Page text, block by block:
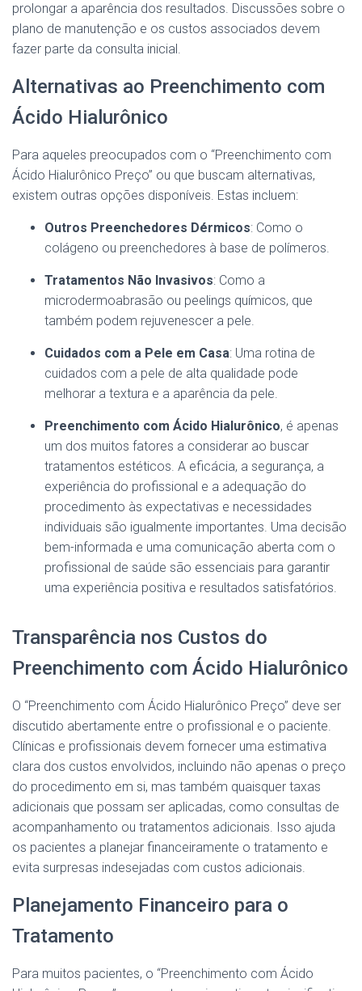
prolongar a aparência dos resultados. Discussões sobre o
plano de manutenção e os custos associados devem
fazer parte da consulta inicial.
Alternativas ao Preenchimento com
Ácido Hialurônico
Para aqueles preocupados com o “Preenchimento com
Ácido Hialurônico Preço” ou que buscam alternativas,
existem outras opções disponíveis. Estas incluem:
Outros Preenchedores Dérmicos: Como o
colágeno ou preenchedores à base de polímeros.
Tratamentos Não Invasivos: Como a
microdermoabrasão ou peelings químicos, que
também podem rejuvenescer a pele.
Cuidados com a Pele em Casa: Uma rotina de
cuidados com a pele de alta qualidade pode
melhorar a textura e a aparência da pele.
Preenchimento com Ácido Hialurônico, é apenas
um dos muitos fatores a considerar ao buscar
tratamentos estéticos. A eficácia, a segurança, a
experiência do profissional e a adequação do
procedimento às expectativas e necessidades
individuais são igualmente importantes. Uma decisão
bem-informada e uma comunicação aberta com o
profissional de saúde são essenciais para garantir
uma experiência positiva e resultados satisfatórios.
Transparência nos Custos do
Preenchimento com Ácido Hialurônico
O “Preenchimento com Ácido Hialurônico Preço” deve ser
discutido abertamente entre o profissional e o paciente.
Clínicas e profissionais devem fornecer uma estimativa
clara dos custos envolvidos, incluindo não apenas o preço
do procedimento em si, mas também quaisquer taxas
adicionais que possam ser aplicadas, como consultas de
acompanhamento ou tratamentos adicionais. Isso ajuda
os pacientes a planejar financeiramente o tratamento e
evita surpresas indesejadas com custos adicionais.
Planejamento Financeiro para o
Tratamento
Para muitos pacientes, o “Preenchimento com Ácido